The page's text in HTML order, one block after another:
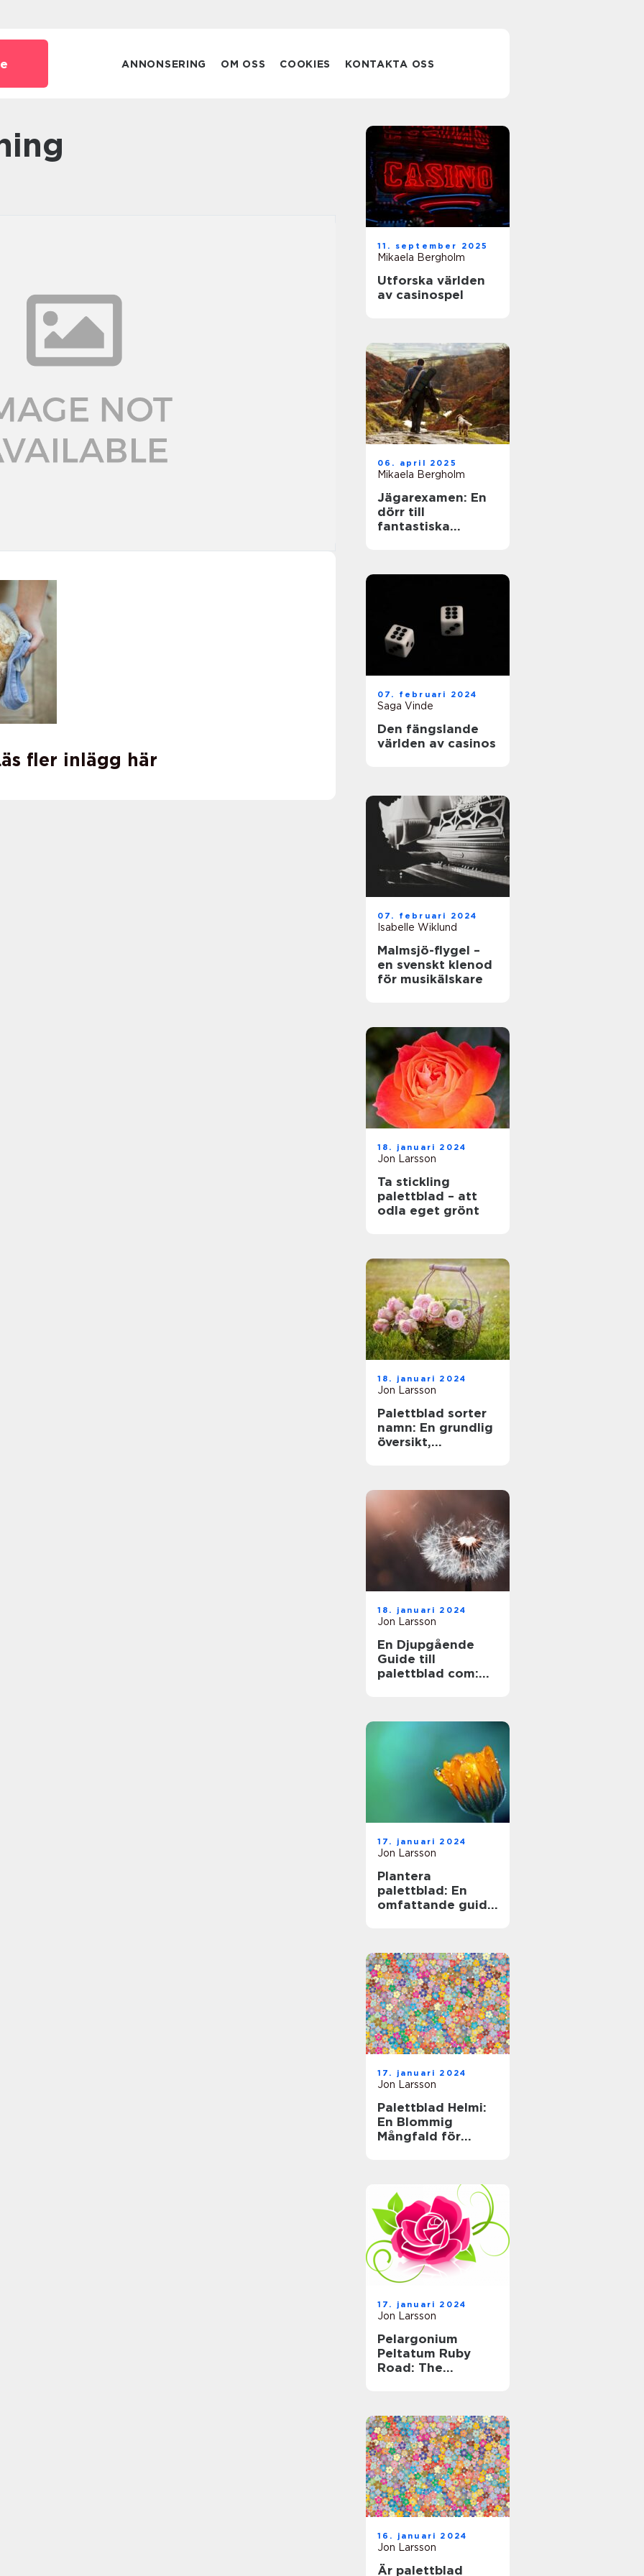
ANNONSERING OM OSS COOKIES KONTAKTA OSS
fler inlägg här
11. september 2025
Mikaela Bergholm
Utforska världen
av casinospel
06. april 2025
Mikaela Bergholm
Jägarexamen: En
dörr till
fantastiska
07. februari 2024
Saga Vinde
Den fängslande
världen av casinos
07. februari 2024
Isabelle Wiklund
Malmsjö-flygel –
en svenskt klenod
för musikälskare
18. januari 2024
Jon Larsson
Ta stickling
palettblad – att
odla eget grönt
18. januari 2024
Jon Larsson
Palettblad sorter
namn: En grundlig
översikt,
18. januari 2024
Jon Larsson
En Djupgående
Guide till
palettblad com:
17. januari 2024
Jon Larsson
Plantera
palettblad: En
omfattande guide
17. januari 2024
Jon Larsson
Palettblad Helmi:
En Blommig
Mångfald för
17. januari 2024
Jon Larsson
Pelargonium
Peltatum Ruby
Road: The
16. januari 2024
Jon Larsson
Är palettblad